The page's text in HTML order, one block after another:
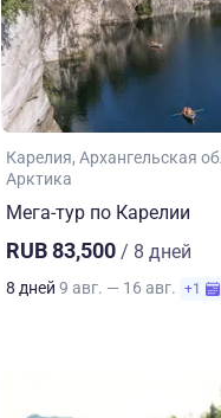
Карелия Архангельская
Арктика
Мега-тур по Карелии
RUB 83,500 / 8 дней
8 дней 9 авг. — 16 авг. +1